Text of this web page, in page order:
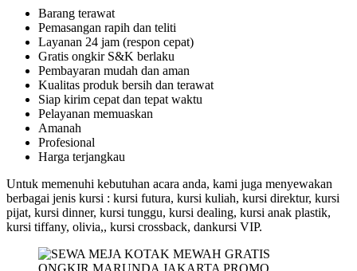
Barang terawat
Pemasangan rapih dan teliti
Layanan 24 jam (respon cepat)
Gratis ongkir S&K berlaku
Pembayaran mudah dan aman
Kualitas produk bersih dan terawat
Siap kirim cepat dan tepat waktu
Pelayanan memuaskan
Amanah
Profesional
Harga terjangkau
Untuk memenuhi kebutuhan acara anda, kami juga menyewakan
berbagai jenis kursi : kursi futura, kursi kuliah, kursi direktur, kursi
pijat, kursi dinner, kursi tunggu, kursi dealing, kursi anak plastik,
kursi tiffany, olivia,, kursi crossback, dankursi VIP.